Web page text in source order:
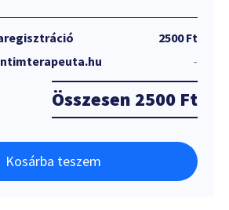
2500 Ft
-
Összesen 2500 Ft
Kosárba teszem